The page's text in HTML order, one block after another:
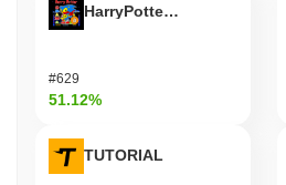
#629
51.12%
TUTORIAL